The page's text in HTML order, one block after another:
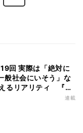
回 実際は「絶対に
般社会にいそう」な
るリアリティ 『カ
などの出演作品から
連載